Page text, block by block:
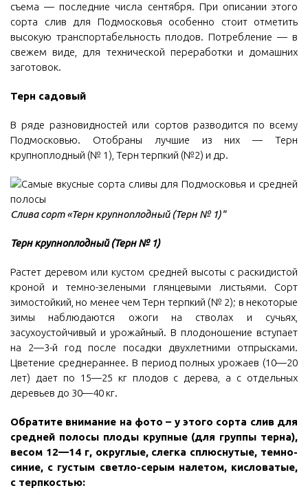
съема — последние числа сентября. При описании этого
сорта слив для Подмосковья особенно стоит отметить
высокую транспортабельность плодов. Потребление — в
свежем виде, для технической переработки и домашних
заготовок.
Терн садовый
В ряде разновидностей или сортов разводится по всему
Подмосковью. Отобраны лучшие из них — Терн
крупноплодный (№ 1), Терн терпкий (№2) и др.
Слива сорт «Терн крупноплодный (Терн № 1)"
Терн крупноплодный (Терн № 1)
Растет деревом или кустом средней высоты с раскидистой
кроной и темно-зелеными глянцевыми листьями. Сорт
зимостойкий, но менее чем Терн терпкий (№ 2); в некоторые
зимы наблюдаются ожоги на стволах и сучьях,
засухоустойчивый и урожайный. В плодоношение вступает
на 2—3-й год после посадки двухлетними отпрысками.
Цветение среднераннее. В период полных урожаев (10—20
лет) дает по 15—25 кг плодов с дерева, а с отдельных
деревьев до 30—40 кг.
Обратите внимание на фото – у этого сорта слив для
средней полосы плоды крупные (для группы терна),
весом 12—14 г, округлые, слегка сплюснутые, темно-
синие, с густым светло-серым налетом, кисловатые,
с терпкостью: